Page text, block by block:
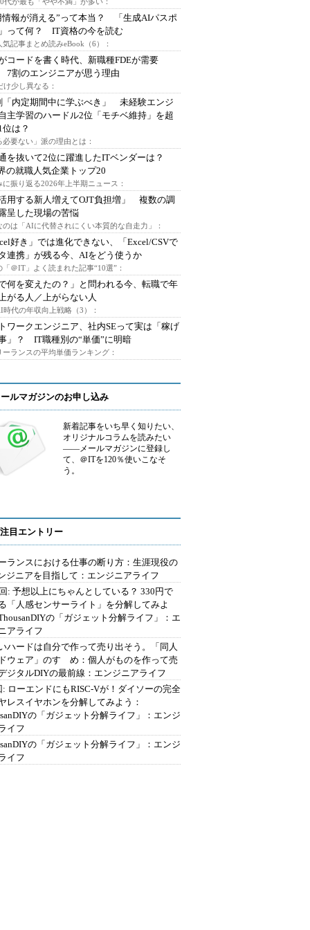
情報が消える”って本当？ 「生成AIパスポ
って何？ IT資格の今を読む
記事まとめ読みeBook（6）：
コードを書く時代、新職種FDEが需要
割のエンジニアが思う理由
け少し異なる：
「内定期間中に学ぶべき」 未経験エンジ
主学習のハードル2位「モチベ維持」を超
は？
必要ない」派の理由とは：
を抜いて2位に躍進したITベンダーは？
の就職人気企業トップ20
に振り返る2026年上半期ニュース：
用する新人増えてOJT負担増」 複数の調
呈した現場の苦悩
のは「AIに代替されにくい本質的な自走力」：
好き」では進化できない、「Excel/CSVで
連携」が残る今、AIをどう使うか
「＠IT」よく読まれた記事“10選”：
何を変えたの？」と問われる今、転職で年
がる人／上がらない人
時代の年収向上戦略（3）：
ワークエンジニア、社内SEって実は「稼げ
」？ IT職種別の“単価”に明暗
ランスの平均単価ランキング：
ルマガジンのお申し込み
新着記事をいち早く知りたい、
オリジナルコラムを読みたい
――メールマガジンに登録し
て、＠ITを120％使いこなそ
う。
目エントリー
ランスにおける仕事の断り方：生涯現役の
ジニアを目指して：エンジニアライフ
: 予想以上にちゃんとしている？ 330円で
「人感センサーライト」を分解してみよ
の「ガジェット分解ライフ」：エ
アライフ
ハードは自分で作って売り出そう。「同人
ウェア」のすゝめ：個人がものを作って売
ジタルDIYの最前線：エンジニアライフ
: ローエンドにもRISC-Vが！ダイソーの完全
レスイヤホンを分解してみよう：
の「ガジェット分解ライフ」：エンジ
イフ
の「ガジェット分解ライフ」：エンジ
イフ